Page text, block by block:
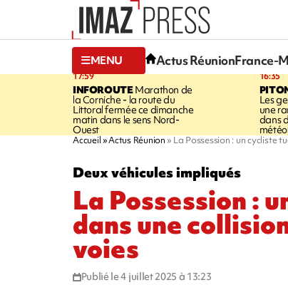
MENU Actus RéunionFrance-
17:59
INFOROUTEMarathon de
la Corniche - la route du
Littoral fermée ce dimanche
matin dans le sens Nord-
Ouest
16:35
Les
une
dans
Accueil Actus Réunion La Possession : un cycliste
Deux véhicules impliqués
La Possession :
dans une
voies
Publié le 4 juillet 2025 à 13:23